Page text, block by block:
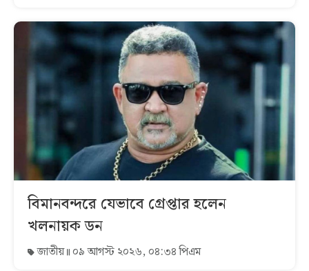
বিমানবন্দরে যেভাবে গ্রেপ্তার হলেন
খলনায়ক ডন
জাতীয় ০৯ আগস্ট ২০২৬, ০৪:৩৪ পিএম